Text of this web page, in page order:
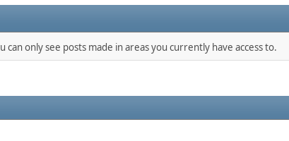
only see posts made in areas you currently have access to.